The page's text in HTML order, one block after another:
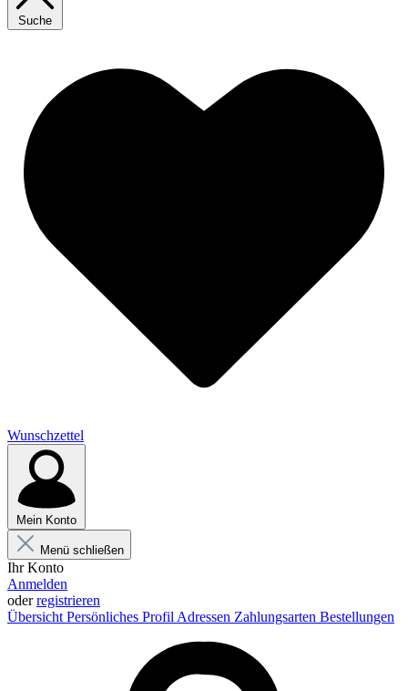
Suche
Wunschzettel
Mein Konto
Menü schließen
Ihr Konto
Anmelden
oderregistrieren
Übersicht Persönliches Profil Adressen Zahlungsarten Bestellungen